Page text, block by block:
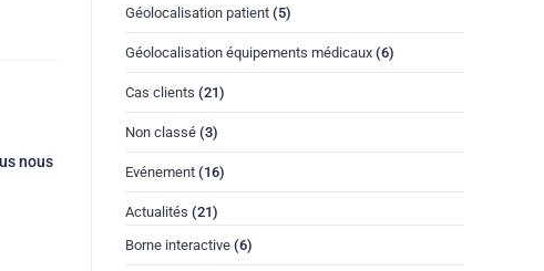
nous
Géolocalisation patient (5)
Géolocalisation équipements médicaux (6)
Cas clients (21)
Non classé (3)
Evénement (16)
Actualités (21)
Borne interactive (6)